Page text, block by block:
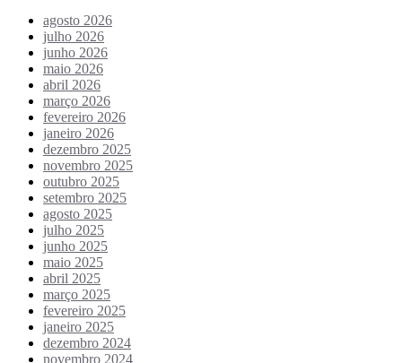
agosto 2026
julho 2026
junho 2026
maio 2026
abril 2026
março 2026
fevereiro 2026
janeiro 2026
dezembro 2025
novembro 2025
outubro 2025
setembro 2025
agosto 2025
julho 2025
junho 2025
maio 2025
abril 2025
março 2025
fevereiro 2025
janeiro 2025
dezembro 2024
novembro 2024